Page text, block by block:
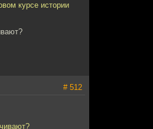
курсе истории
# 512